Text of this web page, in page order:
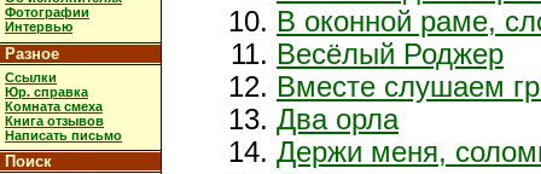
Фотографии
Интервью
Разное
Ссылки
Юр. справка
Комната смеха
Книга отзывов
Написать письмо
Поиск
В оконной раме,
Весёлый Роджер
Вместе слушаем
Два орла
Держи меня,